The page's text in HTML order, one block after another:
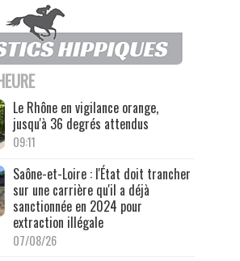
Le Rhône en vigilance orange,
jusqu'à 36 degrés attendus
09:11
Saône-et-Loire : l'État doit trancher
sur une carrière qu'il a déjà
sanctionnée en 2024 pour
extraction illégale
07/08/26